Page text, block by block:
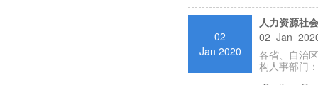
02
Jan 2020
人力资源社
02 Jan
各省、自治
构人事部门